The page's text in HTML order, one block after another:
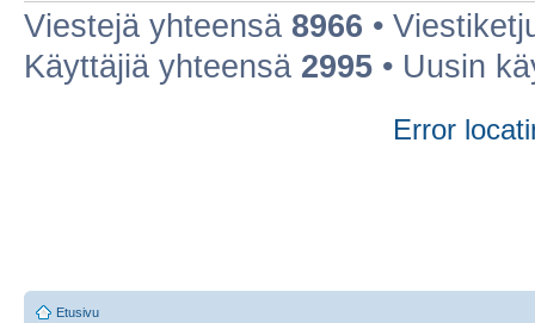
Viestejä yhteensä 8966 •
Käyttäjiä yhteensä 2995 • Uusin
Error
Etusivu